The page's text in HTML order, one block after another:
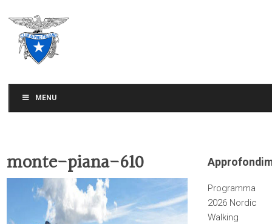
MENU
monte-piana-610
Programma
2026 Nordic
Walking